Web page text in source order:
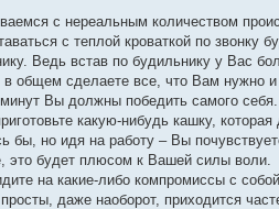
с нереальным количеством
с теплой кроваткой по
Ведь встав по будильнику у Вас
общем сделаете все, что Вам нужно
Вы должны победить самого
какую-нибудь кашку,
бы, но идя на работу – Вы
это будет плюсом к Вашей силы воли.
на какие-либо компромиссы с
даже наоборот, приходится